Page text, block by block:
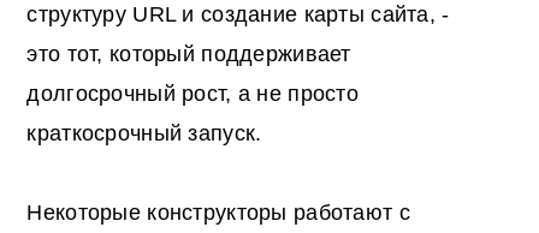
структуру URL и создание карты сайта, -
это тот, который поддерживает
долгосрочный рост, а не просто
краткосрочный запуск.
Некоторые конструкторы работают с